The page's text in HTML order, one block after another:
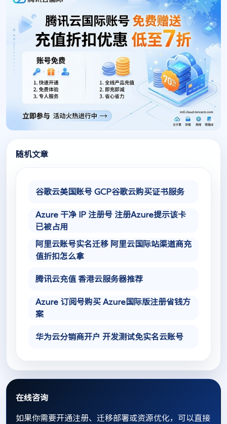
随机文章
谷歌云美国账号 GCP谷歌云购买证书服务
Azure 干净 IP 注册号 注册Azure提示该卡
已被占用
阿里云账号实名迁移 阿里云国际站渠道商充
值折扣怎么拿
腾讯云充值 香港云服务器推荐
Azure 订阅号购买 Azure国际版注册省钱方
案
华为云分销商开户 开发测试免实名云账号
在线咨询
如果你需要开通注册、迁移部署或资源优化，可以直接